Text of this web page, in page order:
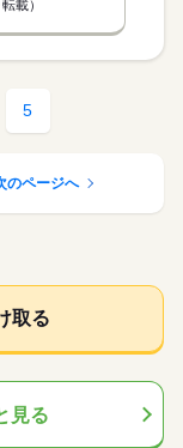
載）
5
のページへ
取る
見る